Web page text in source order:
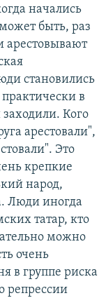
начались
быть, раз
арестовывают
становились
в
Кого
арестовали",
Это
крепкие
народ,
Люди иногда
татар, кто
можно
очень
в группе риска
репрессии